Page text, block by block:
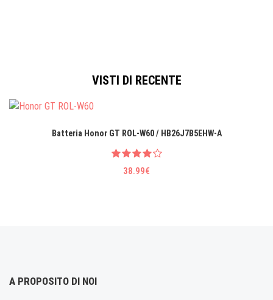
VISTI DI RECENTE
Batteria Honor GT ROL-W60 / HB26J7B5EHW-A
38.99€
A PROPOSITO DI NOI